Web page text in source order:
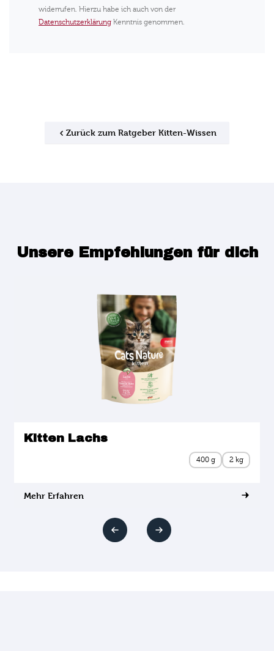
widerrufen. Hierzu habe ich auch von der
Datenschutzerklärung Kenntnis genommen.
Zurück zum Ratgeber Kitten-Wissen
Unsere Empfehlungen für dich
Kitten Lachs
400 g 2 kg
Mehr Erfahren